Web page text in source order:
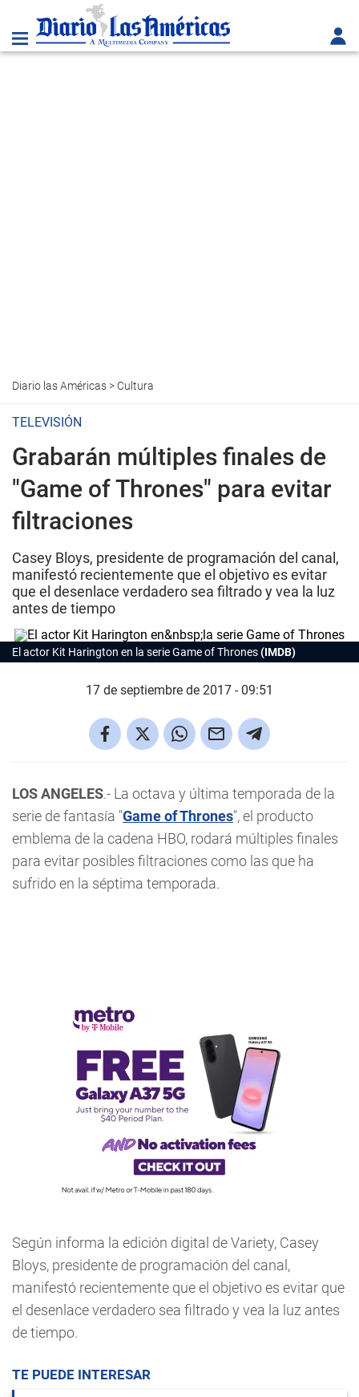
Diario las Américas> Cultura
TELEVISIÓN
Grabarán múltiples finales de
"Game of Thrones" para evitar
filtraciones
Casey Bloys, presidente de programación del canal,
manifestó recientemente que el objetivo es evitar
que el desenlace verdadero sea filtrado y vea la luz
antes de tiempo
El actor Kit Harington en a serie Game of Thrones(IMDB)
17 de septiembre de 2017 - 09:51
LOS ANGELES.- La octava y última temporada de la
serie de fantasía "Game of Thrones", el producto
emblema de la cadena HBO, rodará múltiples finales
para evitar posibles filtraciones como las que ha
sufrido en la séptima temporada.
Según informa la edición digital de Variety, Casey
Bloys, presidente de programación del canal,
manifestó recientemente que el objetivo es evitar que
el desenlace verdadero sea filtrado y vea la luz antes
de tiempo.
TE PUEDE INTERESAR